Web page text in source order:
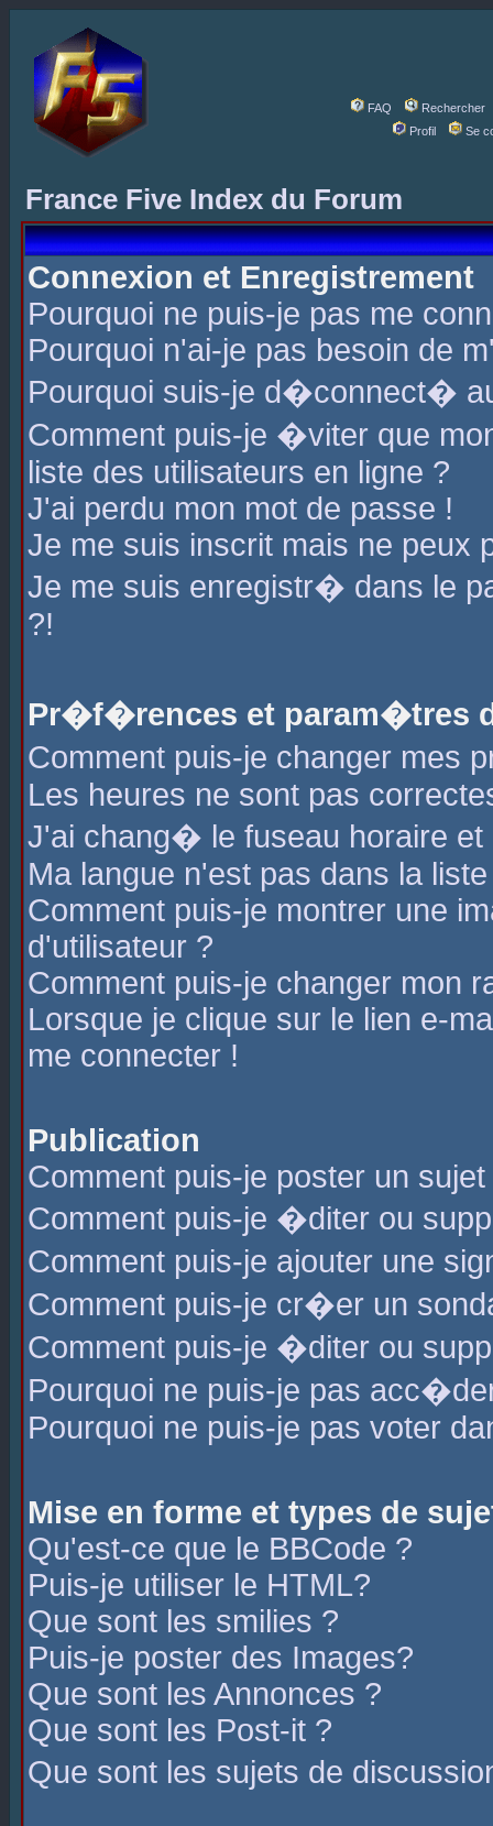
FAQ
Rechercher
Profil
Se
France Five Index du Forum
Connexion et Enregistrement
Pourquoi ne puis-je pas me
Pourquoi n'ai-je pas besoin de
Pourquoi suis-je d�connect�
Comment puis-je �viter que
liste des utilisateurs en ligne ?
J'ai perdu mon mot de passe !
Je me suis inscrit mais ne peux
Je me suis enregistr� dans le
?!
Pr�f�rences et param�tres
Comment puis-je changer mes
Les heures ne sont pas
J'ai chang� le fuseau horaire
Ma langue n'est pas dans la
Comment puis-je montrer une
d'utilisateur ?
Comment puis-je changer mon
Lorsque je clique sur le lien e-
me connecter !
Publication
Comment puis-je poster un
Comment puis-je �diter ou
Comment puis-je ajouter une
Comment puis-je cr�er un
Comment puis-je �diter ou
Pourquoi ne puis-je pas
Pourquoi ne puis-je pas voter
Mise en forme et types de
Qu'est-ce que le BBCode ?
Puis-je utiliser le HTML?
Que sont les smilies ?
Puis-je poster des Images?
Que sont les Annonces ?
Que sont les Post-it ?
Que sont les sujets de